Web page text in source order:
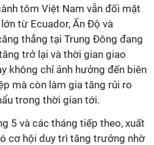
tôm Việt Nam vẫn đối mặt
từ Ecuador, Ấn Độ và
thẳng tại Trung Đông đang
trở lại và thời gian giao
không chỉ ảnh hưởng đến biên
mà còn làm gia tăng rủi ro
trong thời gian tới.
5 và các tháng tiếp theo, xuất
cơ hội duy trì tăng trưởng nhờ